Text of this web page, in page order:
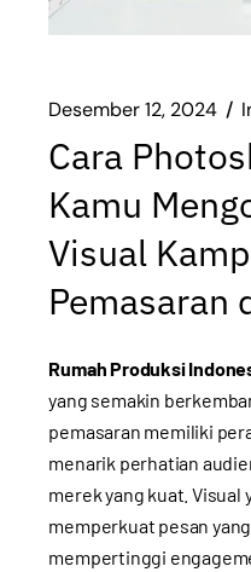
Desember 12, 2024
Cara
Kamu
Visual
Pemasaran
Rumah Produksi
yang semakin
pemasaran memiliki
menarik perhatian
merek yang kuat. Visual
memperkuat pesan
mempertinggi